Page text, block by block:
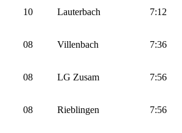
10 Lauterbach 7:12
08 Villenbach 7:36
08 LG Zusam 7:56
08 Rieblingen 7:56